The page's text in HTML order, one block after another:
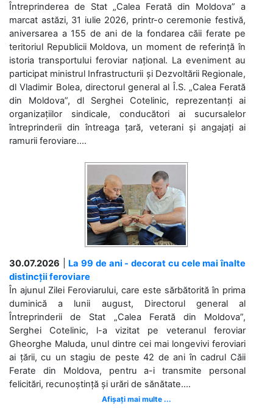
Întreprinderea de Stat „Calea Ferată din Moldova” a
marcat astăzi, 31 iulie 2026, printr-o ceremonie festivă,
aniversarea a 155 de ani de la fondarea căii ferate pe
teritoriul Republicii Moldova, un moment de referință în
istoria transportului feroviar național. La eveniment au
participat ministrul Infrastructurii și Dezvoltării Regionale,
dl Vladimir Bolea, directorul general al Î.S. „Calea Ferată
din Moldova”, dl Serghei Cotelinic, reprezentanți ai
organizațiilor sindicale, conducători ai sucursalelor
întreprinderii din întreaga țară, veterani și angajați ai
ramurii feroviare....
30.07.2026
La 99 de ani - decorat cu cele mai înalte
distincții feroviare
În ajunul Zilei Feroviarului, care este sărbătorită în prima
duminică a lunii august, Directorul general al
Întreprinderii de Stat „Calea Ferată din Moldova”,
Serghei Cotelinic, l-a vizitat pe veteranul feroviar
Gheorghe Maluda, unul dintre cei mai longevivi feroviari
ai țării, cu un stagiu de peste 42 de ani în cadrul Căii
Ferate din Moldova, pentru a-i transmite personal
felicitări, recunoștință și urări de sănătate....
Afișați mai multe ...